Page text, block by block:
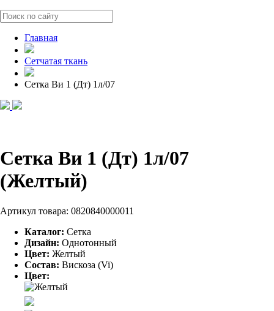
Главная
Сетчатая ткань
Сетка Ви 1 (Дт) 1л/07
Сетка Ви 1 (Дт) 1л/07
(Желтый)
Артикул товара: 0820840000011
Каталог: Сетка
Дизайн: Однотонный
Цвет: Желтый
Состав: Вискоза (Vi)
Цвет: